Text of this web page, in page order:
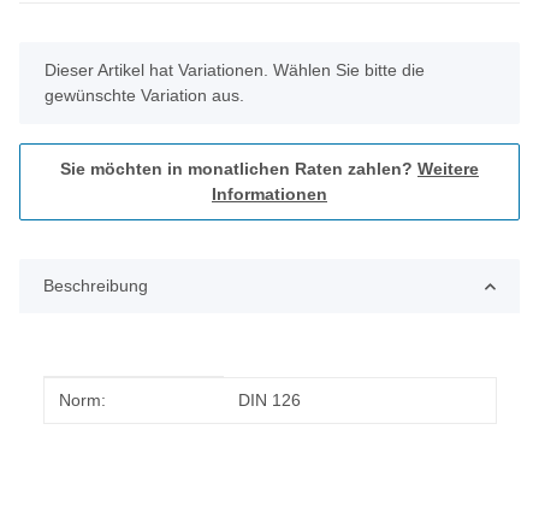
x
Dieser Artikel hat Variationen. Wählen Sie bitte die
gewünschte Variation aus.
Sie möchten in monatlichen Raten zahlen? Weitere
Informationen
Beschreibung
Produkteigenschaft
Wert
Norm: DIN 126